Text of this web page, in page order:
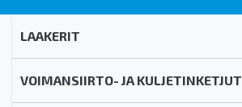
LAAKERIT
VOIMANSIIRTO- JA KULJETINKETJUT